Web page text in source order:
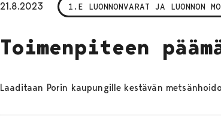
21.8.2023 1.E LUONNONVARAT JA LUONNON
Toimenpiteen
Laaditaan Porin kaupungille kestävän